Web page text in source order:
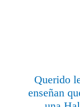
Querido
enseñan